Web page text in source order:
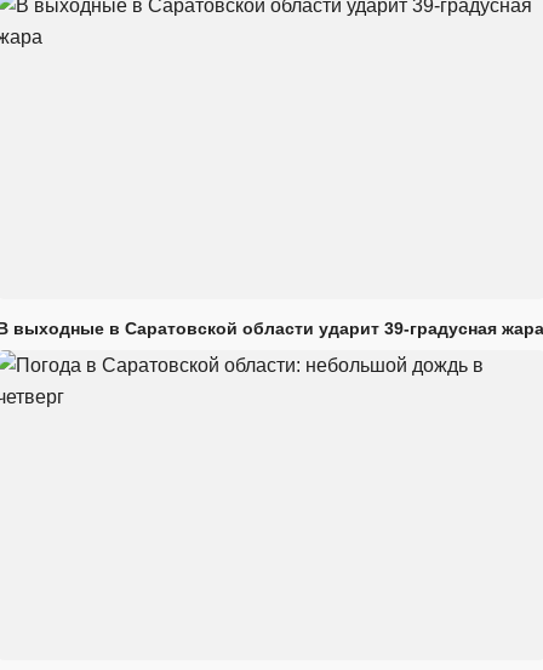
выходные в Саратовской области ударит 39-градусная жара